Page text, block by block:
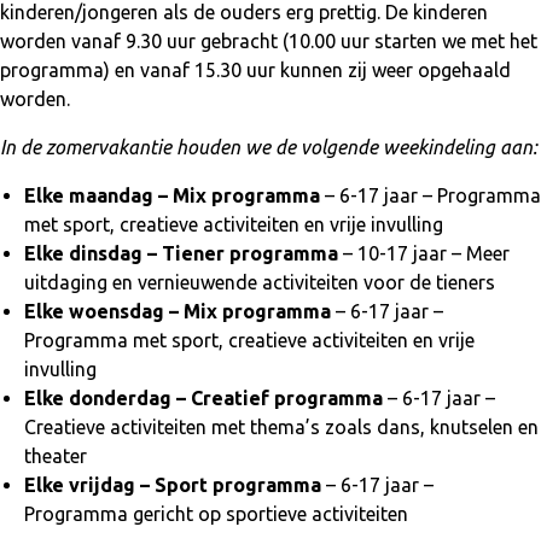
kinderen/jongeren als de ouders erg prettig. De kinderen
worden vanaf 9.30 uur gebracht (10.00 uur starten we met het
programma) en vanaf 15.30 uur kunnen zij weer opgehaald
worden.
In de zomervakantie houden we de volgende weekindeling aan:
Elke maandag – Mix programma – 6-17 jaar – Programma
met sport, creatieve activiteiten en vrije invulling
Elke dinsdag – Tiener programma – 10-17 jaar – Meer
uitdaging en vernieuwende activiteiten voor de tieners
Elke woensdag – Mix programma – 6-17 jaar –
Programma met sport, creatieve activiteiten en vrije
invulling
Elke donderdag – Creatief programma – 6-17 jaar –
Creatieve activiteiten met thema’s zoals dans, knutselen en
theater
Elke vrijdag – Sport programma – 6-17 jaar –
Programma gericht op sportieve activiteiten